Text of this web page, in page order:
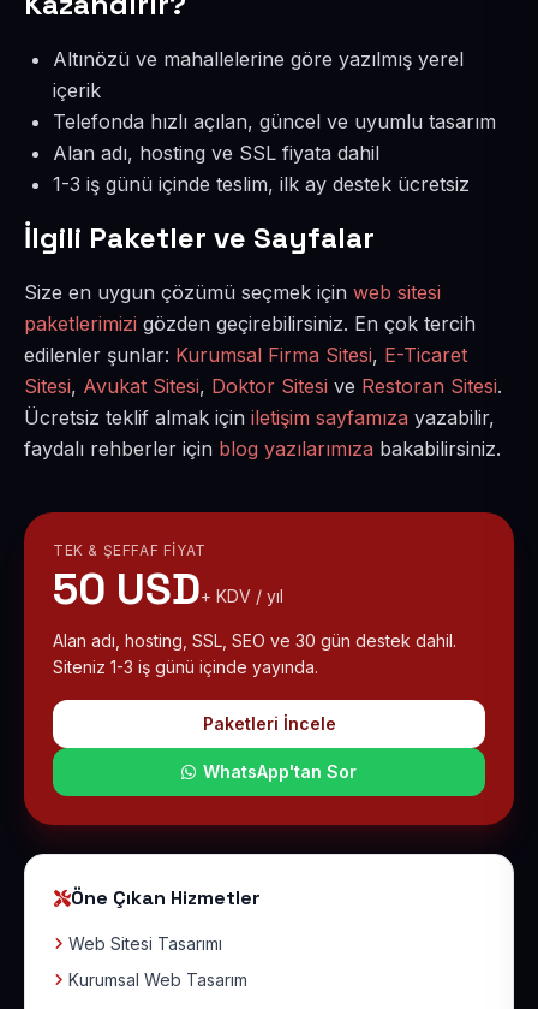
Altınözü ve mahallelerine göre yazılmış yerel
içerik
Telefonda hızlı açılan, güncel ve uyumlu tasarım
Alan adı, hosting ve SSL fiyata dahil
1-3 iş günü içinde teslim, ilk ay destek ücretsiz
İlgili Paketler ve Sayfalar
Size en uygun çözümü seçmek için web sitesi
paketlerimizi gözden geçirebilirsiniz. En çok tercih
edilenler şunlar: Kurumsal Firma Sitesi, E-Ticaret
Sitesi, Avukat Sitesi, Doktor Sitesi ve Restoran Sitesi.
Ücretsiz teklif almak için iletişim sayfamıza yazabilir,
faydalı rehberler için blog yazılarımıza bakabilirsiniz.
TEK & ŞEFFAF FIYAT
50 USD+ KDV / yıl
Alan adı, hosting, SSL, SEO ve 30 gün destek dahil.
Siteniz 1-3 iş günü içinde yayında.
Paketleri İncele
WhatsApp'tan Sor
Öne Çıkan Hizmetler
Web Sitesi Tasarımı
Kurumsal Web Tasarım